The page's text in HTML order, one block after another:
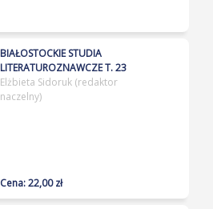
BIAŁOSTOCKIE STUDIA
LITERATUROZNAWCZE T. 23
Elżbieta Sidoruk (redaktor
naczelny)
Cena: 22,00 zł